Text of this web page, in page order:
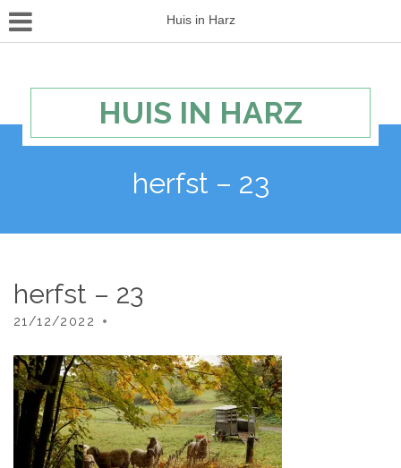
Huis in Harz
HUIS IN HARZ
herfst – 23
herfst – 23
21/12/2022